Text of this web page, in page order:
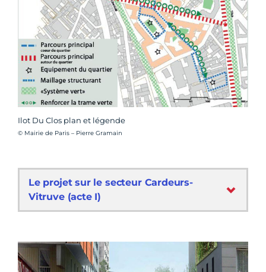
Ilot Du Clos plan et légende
Crédit photo :
© Mairie de Paris – Pierre Gramain
Le projet sur le secteur Cardeurs-
Vitruve (acte I)